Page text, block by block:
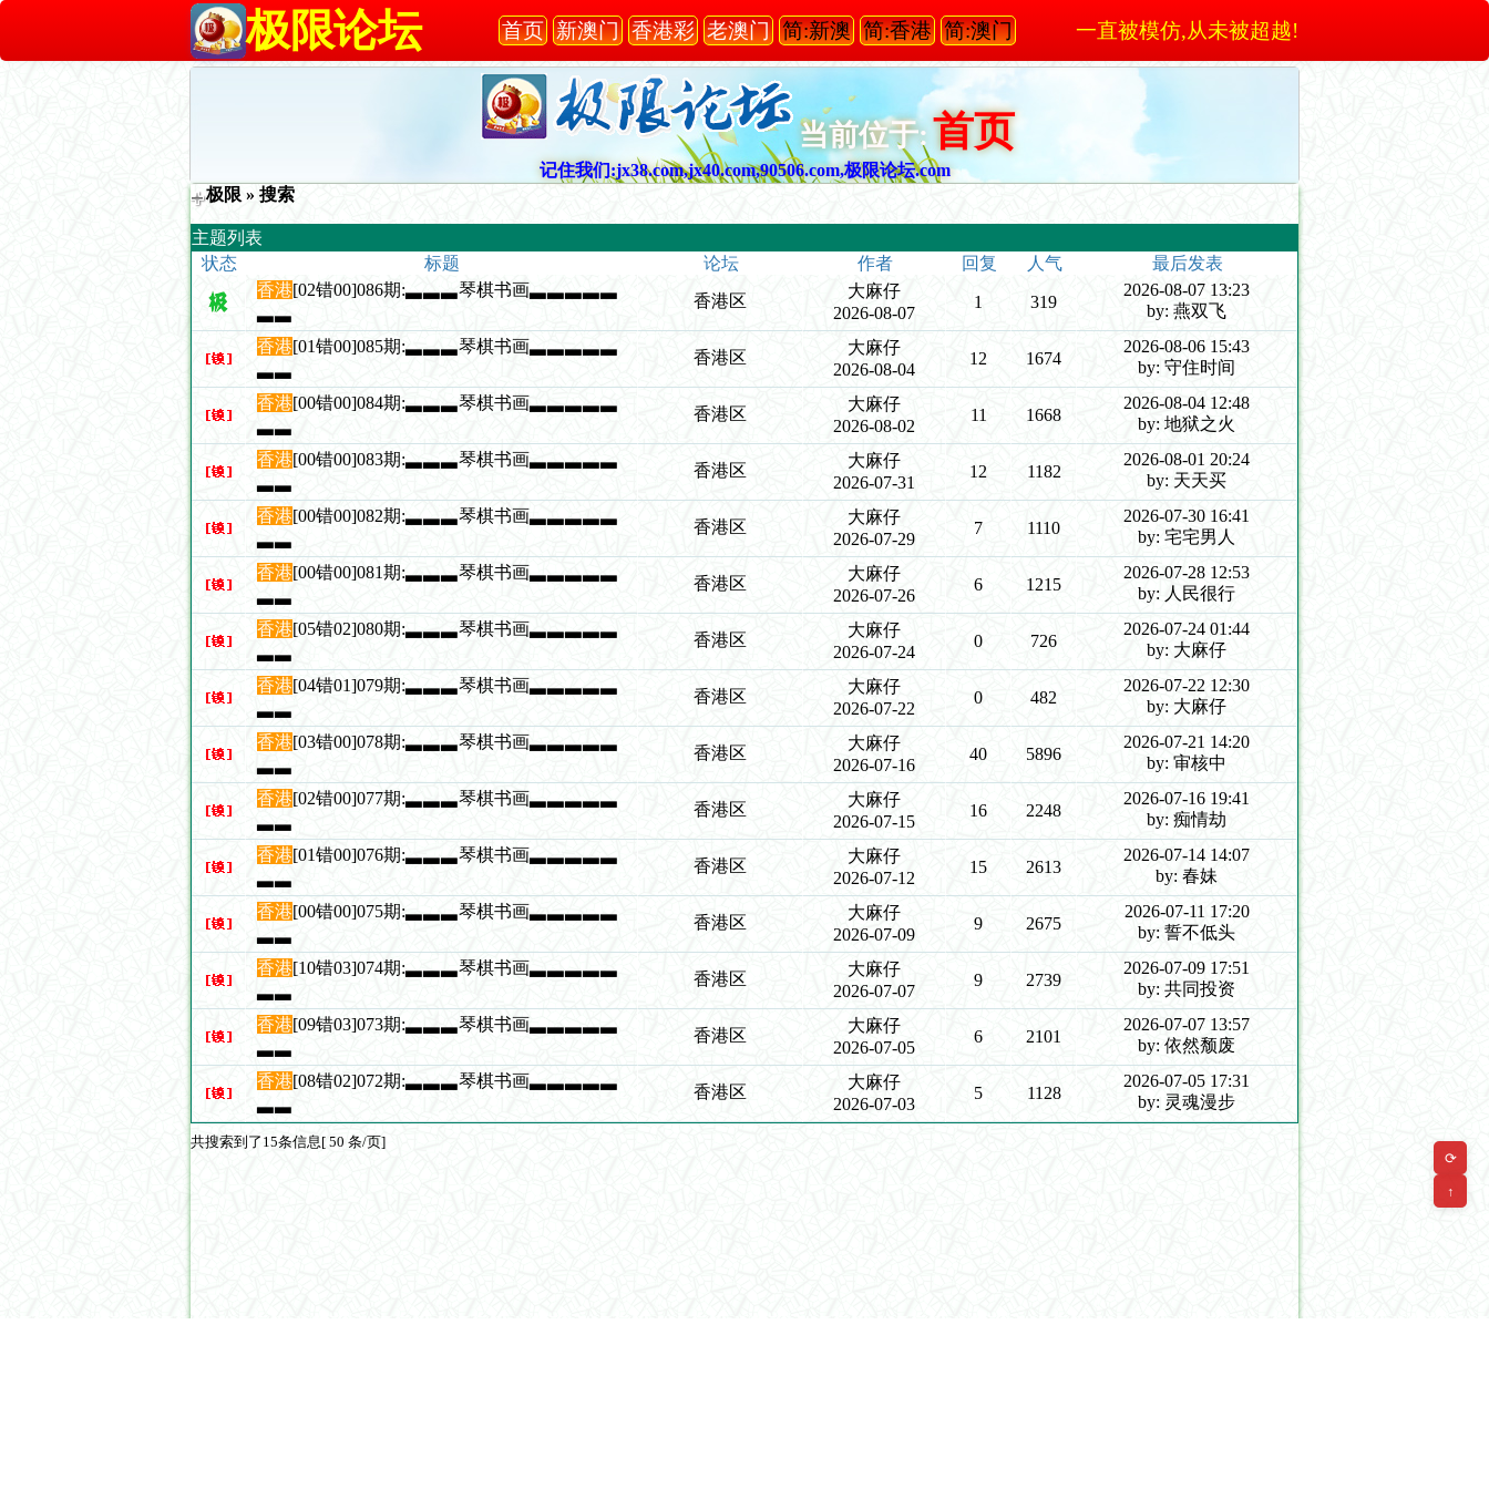
极限论坛 首页 新澳门 香港彩 老澳门 简:新澳 简:香港 简:澳门 一直被模仿,从未被超越!
当前位于: 首页
记住我们:jx38.com,jx40.com,90506.com,极限论坛.com
⟳
↑
极限 » 搜索
主题列表
状态
标题 论坛 作者 回复 人气
最后发表
香港[02错00]086期:▃▃▃琴棋书画▃▃▃▃▃
▃▃
香港区
大麻仔
2026-08-07
1 319
2026-08-07 13:23
by: 燕双飞
香港[01错00]085期:▃▃▃琴棋书画▃▃▃▃▃
▃▃
香港区
大麻仔
2026-08-04
12 1674
2026-08-06 15:43
by: 守住时间
香港[00错00]084期:▃▃▃琴棋书画▃▃▃▃▃
▃▃
香港区
大麻仔
2026-08-02
11 1668
2026-08-04 12:48
by: 地狱之火
香港[00错00]083期:▃▃▃琴棋书画▃▃▃▃▃
▃▃
香港区
大麻仔
2026-07-31
12 1182
2026-08-01 20:24
by: 天天买
香港[00错00]082期:▃▃▃琴棋书画▃▃▃▃▃
▃▃
香港区
大麻仔
2026-07-29
7 1110
2026-07-30 16:41
by: 宅宅男人
香港[00错00]081期:▃▃▃琴棋书画▃▃▃▃▃
▃▃
香港区
大麻仔
2026-07-26
6 1215
2026-07-28 12:53
by: 人民很行
香港[05错02]080期:▃▃▃琴棋书画▃▃▃▃▃
▃▃
香港区
大麻仔
2026-07-24
0 726
2026-07-24 01:44
by: 大麻仔
香港[04错01]079期:▃▃▃琴棋书画▃▃▃▃▃
▃▃
香港区
大麻仔
2026-07-22
0 482
2026-07-22 12:30
by: 大麻仔
香港[03错00]078期:▃▃▃琴棋书画▃▃▃▃▃
▃▃
香港区
大麻仔
2026-07-16
40 5896
2026-07-21 14:20
by: 审核中
香港[02错00]077期:▃▃▃琴棋书画▃▃▃▃▃
▃▃
香港区
大麻仔
2026-07-15
16 2248
2026-07-16 19:41
by: 痴情劫
香港[01错00]076期:▃▃▃琴棋书画▃▃▃▃▃
▃▃
香港区
大麻仔
2026-07-12
15 2613
2026-07-14 14:07
by: 春妹
香港[00错00]075期:▃▃▃琴棋书画▃▃▃▃▃
▃▃
香港区
大麻仔
2026-07-09
9 2675
2026-07-11 17:20
by: 誓不低头
香港[10错03]074期:▃▃▃琴棋书画▃▃▃▃▃
▃▃
香港区
大麻仔
2026-07-07
9 2739
2026-07-09 17:51
by: 共同投资
香港[09错03]073期:▃▃▃琴棋书画▃▃▃▃▃
▃▃
香港区
大麻仔
2026-07-05
6 2101
2026-07-07 13:57
by: 依然颓废
香港[08错02]072期:▃▃▃琴棋书画▃▃▃▃▃
▃▃
香港区
大麻仔
2026-07-03
5 1128
2026-07-05 17:31
by: 灵魂漫步
共搜索到了15条信息[ 50 条/页]